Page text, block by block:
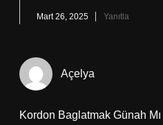
Mart 26, 2025 Yanıtla
Açelya
Kordon Baglatmak Günah